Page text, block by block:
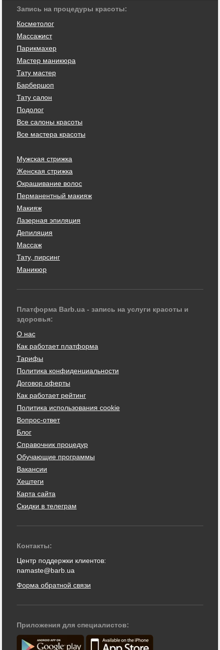
Запись на процедуры красоты:
Косметолог
Массажист
Парикмахер
Мастер маникюра
Тату мастер
Барбершоп
Тату салон
Подолог
Все салоны красоты
Все мастера красоты
Мужская стрижка
Женская стрижка
Окрашивание волос
Перманентный макияж
Макияж
Лазерная эпиляция
Депиляция
Массаж
Тату, пирсинг
Маникюр
Платформа Barb.ua - запись на услуги красоты и
здоровья:
О нас
Как работает платформа
Тарифы
Политика конфиденциальности
Договор оферты
Как работает рейтинг
Политика использования cookie
Вопрос-ответ
Блог
Справочник процедур
Обучающие программы
Вакансии
Хештеги
Карта сайта
Скидки в телеграм
Контакты:
Центр поддержки клиентов:
namaste@barb.ua
Форма обратной связи
Приложения для специалистов: